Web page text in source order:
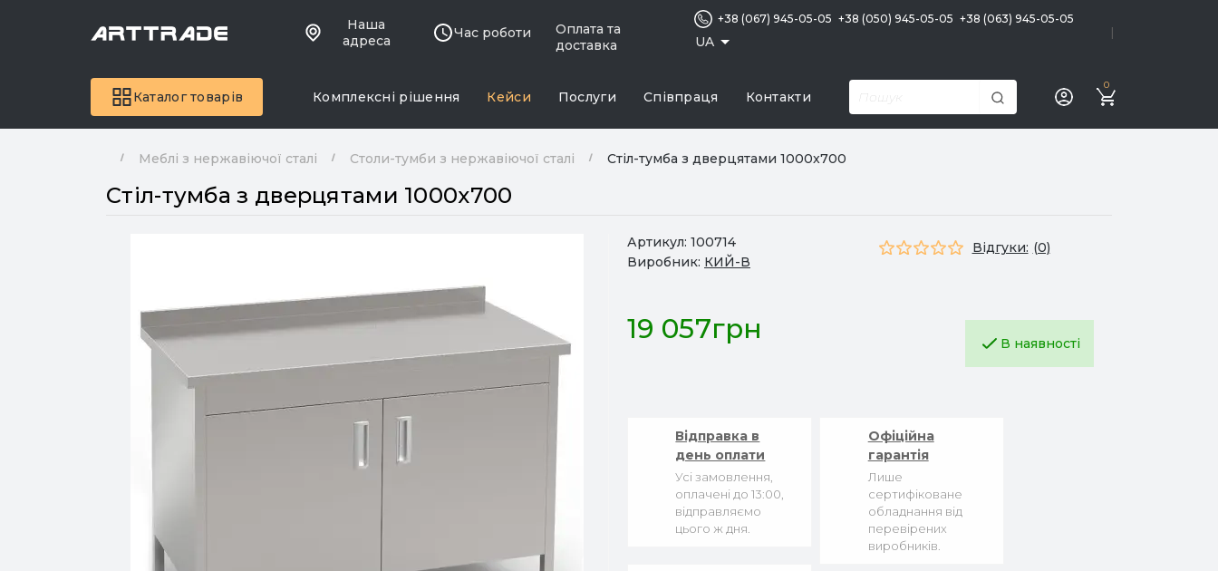
Наша
адреса
Час роботи
Оплата та
доставка
UA
+38 (067) 945-05-05 +38 (050) 945-05-05 +38 (063) 945-05-05
Каталог товарів Комплексні рішення Кейси Послуги Співпраця Контакти
0
Меблі з нержавіючої сталі Столи-тумби з нержавіючої сталі Стіл-тумба з дверцятами 1000x700
Стіл-тумба з дверцятами 1000x700
Артикул: 100714
Виробник: КИЙ-В
Відгуки: (0)
19 057грн В наявності
Відправка в
день оплати
Усі замовлення,
оплачені до 13:00,
відправляємо
цього ж дня.
Офіційна
гарантія
Лише
сертифіковане
обладнання від
перевірених
виробників.